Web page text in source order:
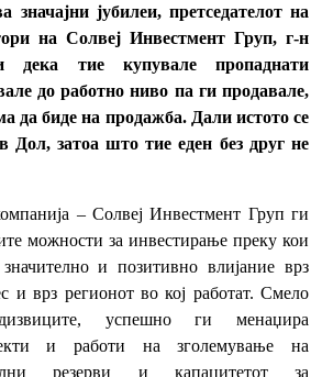
значајни јубилеи, претседателот на
на Солвеј Инвестмент Груп, г-н
дека тие купувале пропаднати
до работно ниво па ги продавале,
да биде на продажба. Дали истото се
Дол, затоа што тие еден без друг не
– Солвеј Инвестмент Груп ги
можности за инвестирање преку кои
и позитивно влијание врз
и врз регионот во кој работат. Смело
успешно ги менаџира
и работи на зголемување на
резерви и капацитетот за